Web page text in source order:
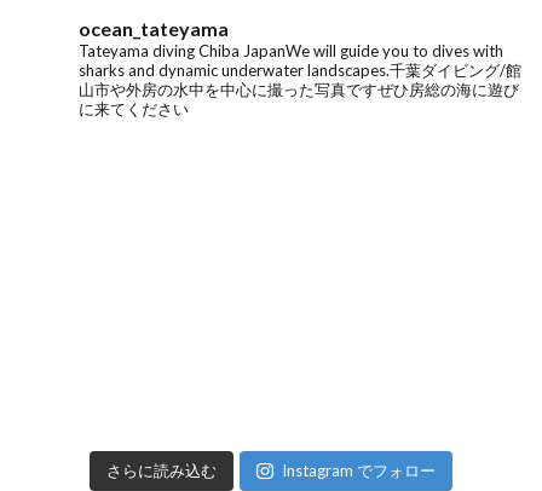
ocean_tateyama
Tateyama divingChiba JapanWe will guide you to dives with
sharks and dynamic underwater landscapes.千葉ダイビング/館
山市や外房の水中を中心に撮った写真ですぜひ房総の海に遊び
に来てください
さらに読み込む Instagram でフォロー